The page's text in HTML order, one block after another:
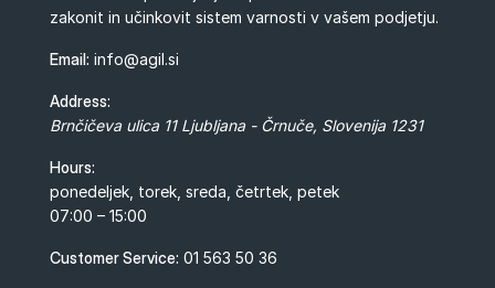
zakonit in učinkovit sistem varnosti v vašem podjetju.
Email: info@agil.si
Address:
Brnčičeva ulica 11 Ljubljana - Črnuče, Slovenija 1231
Hours:
ponedeljek, torek, sreda, četrtek, petek
07:00 – 15:00
Customer Service: 01 563 50 36